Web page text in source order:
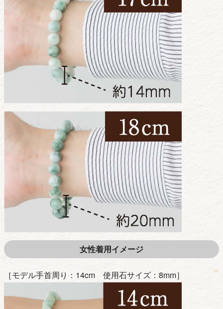
女性着用イメージ
［モデル手首周り：14cm 使用石サイズ：8mm］